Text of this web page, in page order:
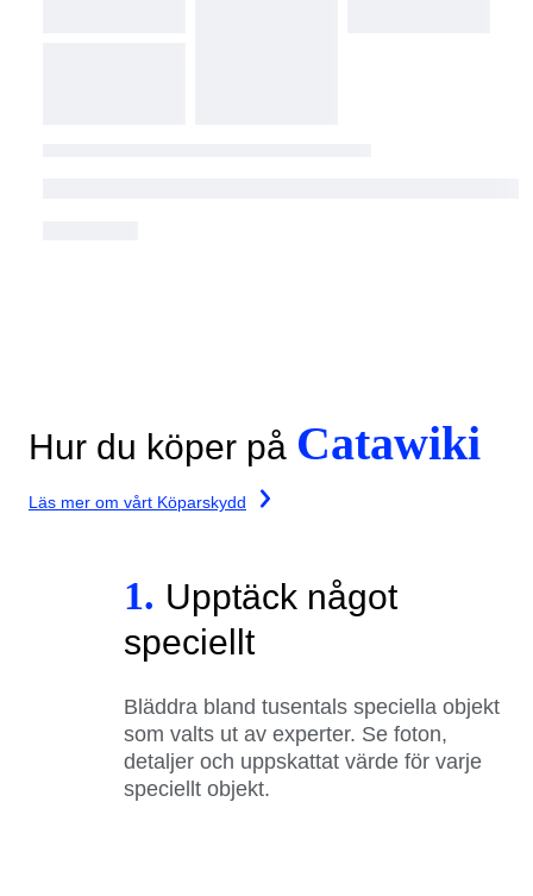
Hur du köper på Catawiki
Läs mer om vårt Köparskydd
1. Upptäck något
speciellt
Bläddra bland tusentals speciella objekt
som valts ut av experter. Se foton,
detaljer och uppskattat värde för varje
speciellt objekt.